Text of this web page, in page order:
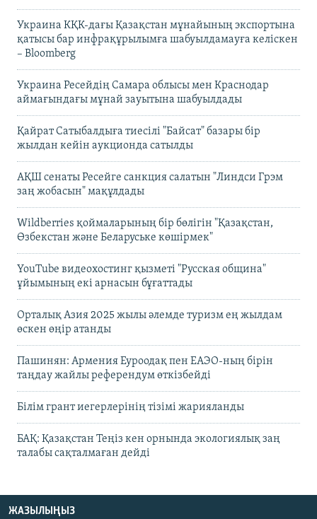
Украина КҚК-дағы Қазақстан мұнайының экспортына
қатысы бар инфрақұрылымға шабуылдамауға келіскен
– Bloomberg
Украина Ресейдің Самара облысы мен Краснодар
аймағындағы мұнай зауытына шабуылдады
Қайрат Сатыбалдыға тиесілі "Байсат" базары бір
жылдан кейін аукционда сатылды
АҚШ сенаты Ресейге санкция салатын "Линдси Грэм
заң жобасын" мақұлдады
Wildberries қоймаларының бір бөлігін "Қазақстан,
Өзбекстан және Беларуське көшірмек"
YouTube видеохостинг қызметі "Русская община"
ұйымының екі арнасын бұғаттады
Орталық Азия 2025 жылы әлемде туризм ең жылдам
өскен өңір атанды
Пашинян: Армения Еуроодақ пен ЕАЭО-ның бірін
таңдау жайлы референдум өткізбейді
Білім грант иегерлерінің тізімі жарияланды
БАҚ: Қазақстан Теңіз кен орнында экологиялық заң
талабы сақталмаған дейді
ЖАЗЫЛЫҢЫЗ